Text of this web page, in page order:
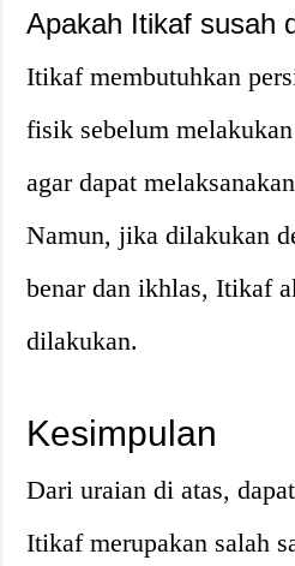
Apakah Itikaf susah
Itikaf membutuhkan
fisik sebelum
agar dapat
Namun, jika dilakukan
benar dan ikhlas, Itikaf
dilakukan.
Kesimpulan
Dari uraian di atas,
Itikaf merupakan salah